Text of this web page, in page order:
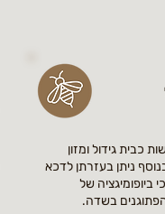
כבית גידול ומזון
ניתן בעזרתן לדכא
ביופומיגציה של
הפתוגנים בשדה.